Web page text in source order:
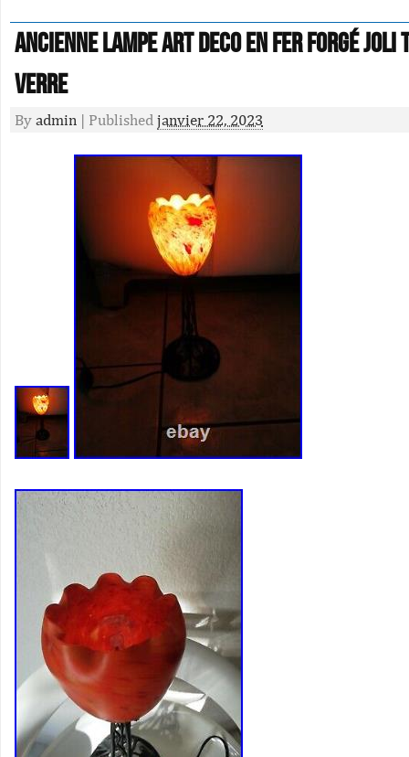
Ancienne Lampe Art Deco En Fer Forgé Joli
Verre
By admin | Published janvier 22, 2023